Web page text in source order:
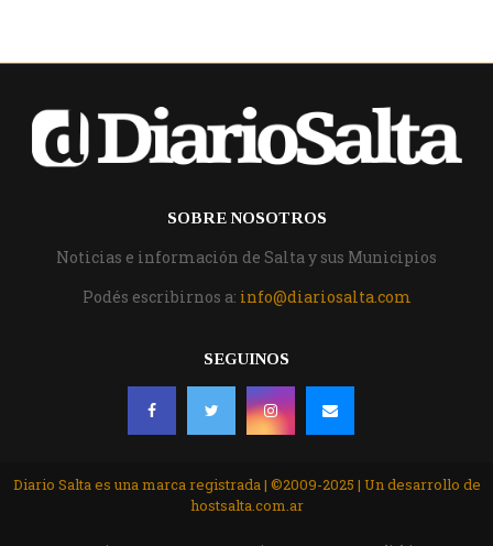
SOBRE NOSOTROS
Noticias e información de Salta y sus Municipios
Podés escribirnos a: info@diariosalta.com
SEGUINOS
Diario Salta es una marca registrada | ©2009-2025 | Un desarrollo de
hostsalta.com.ar